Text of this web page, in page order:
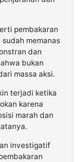
pembakaran
memanas
dan
bukan
massa aksi.
terjadi ketika
karena
marah dan
investigatif